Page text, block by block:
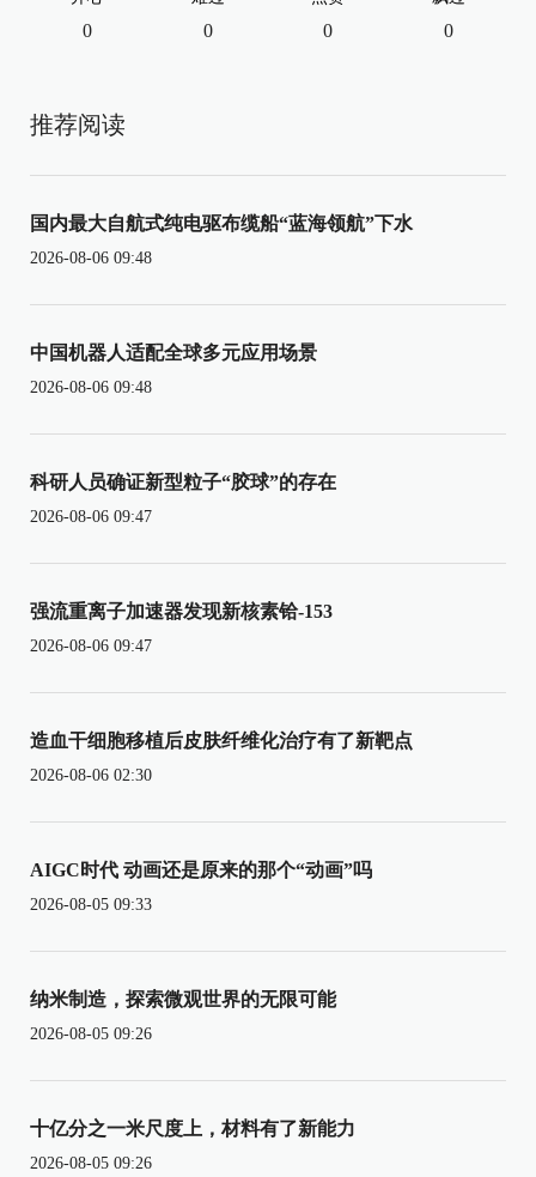
0 0 0 0
推荐阅读
国内最大自航式纯电驱布缆船“蓝海领航”下水
2026-08-06 09:48
中国机器人适配全球多元应用场景
2026-08-06 09:48
科研人员确证新型粒子“胶球”的存在
2026-08-06 09:47
强流重离子加速器发现新核素铪-153
2026-08-06 09:47
造血干细胞移植后皮肤纤维化治疗有了新靶点
2026-08-06 02:30
AIGC时代 动画还是原来的那个“动画”吗
2026-08-05 09:33
纳米制造，探索微观世界的无限可能
2026-08-05 09:26
十亿分之一米尺度上，材料有了新能力
2026-08-05 09:26